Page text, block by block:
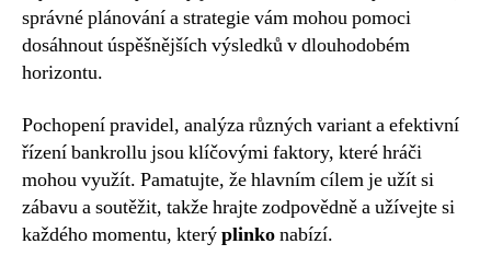
správné plánování a strategie vám mohou pomoci
dosáhnout úspěšnějších výsledků v dlouhodobém
horizontu.
Pochopení pravidel, analýza různých variant a efektivní
řízení bankrollu jsou klíčovými faktory, které hráči
mohou využít. Pamatujte, že hlavním cílem je užít si
zábavu a soutěžit, takže hrajte zodpovědně a užívejte si
každého momentu, kterýplinkonabízí.